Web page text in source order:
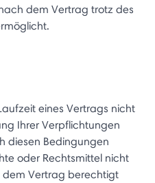
dem Vertrag trotz des
eines Vertrags nicht
Ihrer Verpflichtungen
diesen Bedingungen
oder Rechtsmittel nicht
Vertrag berechtigt